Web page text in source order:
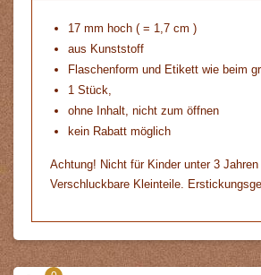
17 mm hoch ( = 1,7 cm )
aus Kunststoff
Flaschenform und Etikett wie beim
1 Stück,
ohne Inhalt, nicht zum öffnen
kein Rabatt möglich
Achtung! Nicht für Kinder unter 3 Jahren
Verschluckbare Kleinteile.